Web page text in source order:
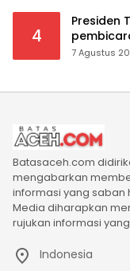
4
Presiden
mahkota
7 Agustus
Batasaceh.com
mengabarkan
informasi yang saban
Media diharapkan
rujukan informasi
Indonesia